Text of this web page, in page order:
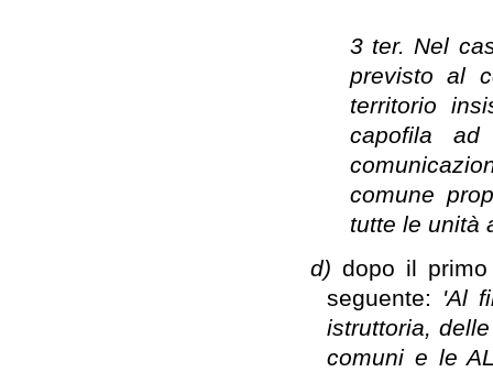
3 ter. Nel
previsto al
territorio
capofila ad
comune
tutte le unità
d) dopo il
seguente: 'Al
istruttoria,
comuni e le